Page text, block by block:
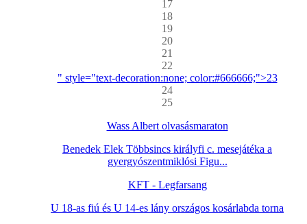
17
18
19
20
21
22
" style="text-decoration:none; color:#666666;">23
24
25
Wass Albert olvasásmaraton
Benedek Elek Többsincs királyfi c. mesejátéka a
gyergyószentmiklósi Figu...
KFT - Legfarsang
U 18-as fiú és U 14-es lány országos kosárlabda torna